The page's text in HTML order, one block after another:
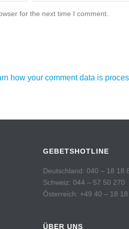
for the next time I comment.
how your comment data is
GEBETSHOTLINE
Deutschland: 040 – 18 18
Schweiz: 044 – 57 50 270
Österreich: +49 40 – 18
ÜBER UNS